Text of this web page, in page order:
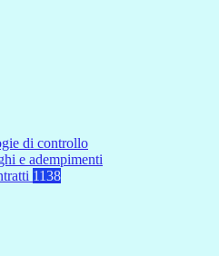
di controllo
e adempimenti
1138